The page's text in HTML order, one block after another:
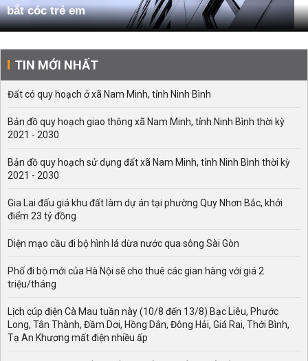
bắt cóc trẻ em
TIN MỚI NHẤT
Đất có quy hoạch ở xã Nam Minh, tỉnh Ninh Bình
Bản đồ quy hoạch giao thông xã Nam Minh, tỉnh Ninh Bình thời kỳ
2021 - 2030
Bản đồ quy hoạch sử dụng đất xã Nam Minh, tỉnh Ninh Bình thời kỳ
2021 - 2030
Gia Lai đấu giá khu đất làm dự án tại phường Quy Nhơn Bắc, khởi
điểm 23 tỷ đồng
Diện mạo cầu đi bộ hình lá dừa nước qua sông Sài Gòn
Phố đi bộ mới của Hà Nội sẽ cho thuê các gian hàng với giá 2
triệu/tháng
Lịch cúp điện Cà Mau tuần này (10/8 đến 13/8) Bạc Liêu, Phước
Long, Tân Thành, Đầm Dơi, Hồng Dân, Đông Hải, Giá Rai, Thới Bình,
Tạ An Khương mất điện nhiều ấp